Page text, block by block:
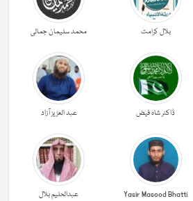
بلال کرامت محمد سلیمان جمالی
ڈاکٹر شاہ فیض عبد العزیز آزاد
Yasir Masood Bhatti عبدالحليم بلال